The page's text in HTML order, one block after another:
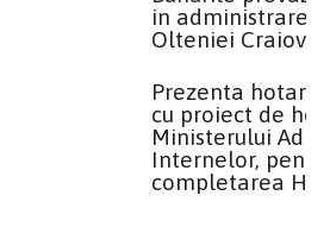
in administrarea
Olteniei Craiova.
Prezenta
cu proiect de
Ministerului
Internelor,
completarea